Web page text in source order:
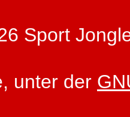
Sport
unter der